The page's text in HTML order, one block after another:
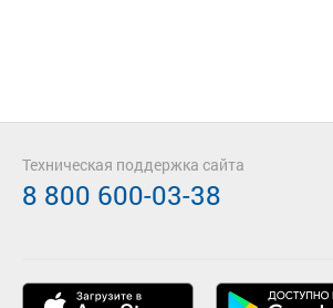
Техническая поддержка сайта
8 800 600-03-38